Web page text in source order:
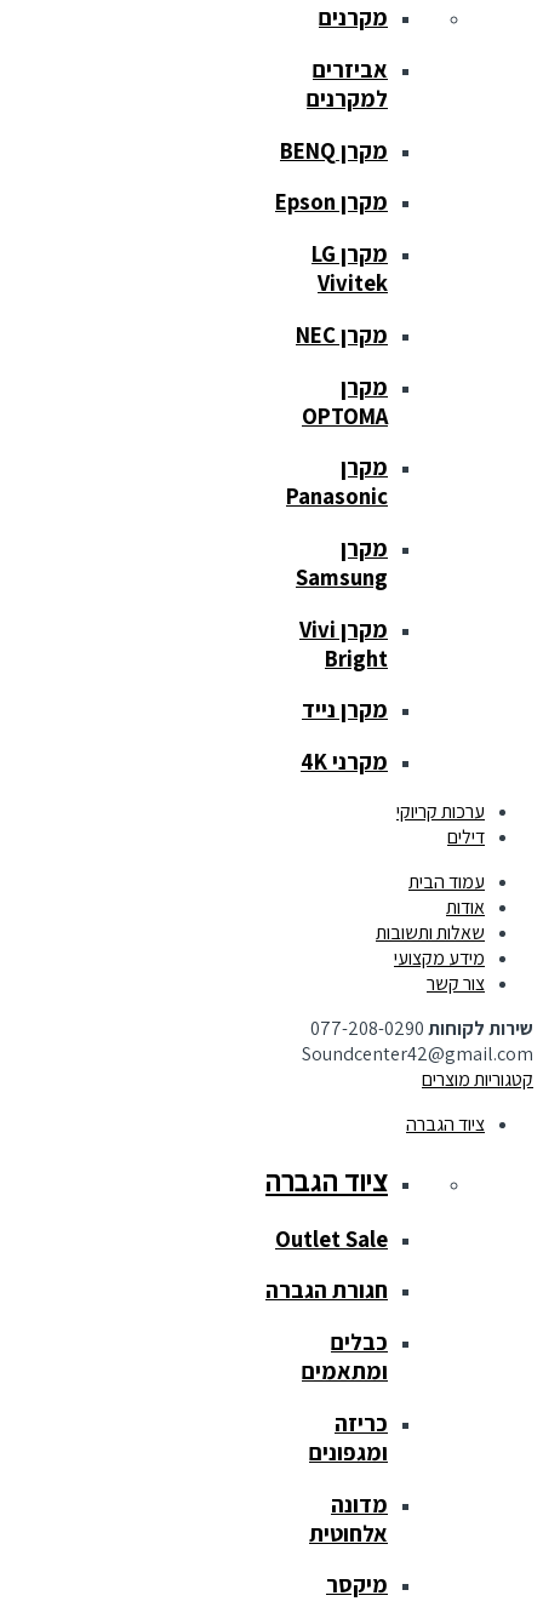
מקרנים
אביזרים
למקרנים
מקרן BENQ
מקרן Epson
מקרן LG
Vivitek
מקרן NEC
מקרן
OPTOMA
מקרן
Panasonic
מקרן
Samsung
מקרן Vivi
Bright
מקרן נייד
מקרני 4K
ערכות קריוקי
דילים
עמוד הבית
אודות
שאלות ותשובות
מידע מקצועי
צור קשר
שירות לקוחות077-208-0290
Soundcenter42@gmail.com
קטגוריות מוצרים
ציוד הגברה
ציוד הגברה
Outlet Sale
חגורת הגברה
כבלים
ומתאמים
כריזה
ומגפונים
מדונה
אלחוטית
מיקסר